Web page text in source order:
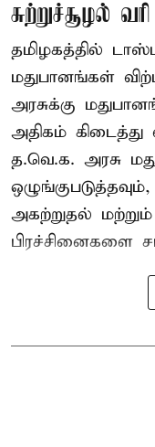
சுற்றுச்சூழல் வரி
தமிழகத்தில்
மதுபானங்கள்
அரசுக்கு
அதிகம் கிடைத்து
த.வெ.க. அரசு
அகற்றுதல் மற்றும்
பிரச்சினைகளை